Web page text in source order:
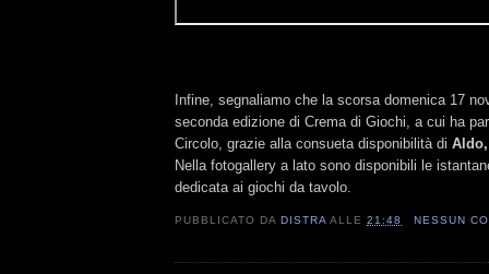
Infine, segnaliamo che la scorsa domenica 17
seconda edizione di Crema di Giochi, a cui ha
Circolo, grazie alla consueta disponibilità di
Nella fotogallery a lato sono disponibili le
dedicata ai giochi da tavolo.
PUBBLICATO DADISTRA ALLE21:48 NESSUN